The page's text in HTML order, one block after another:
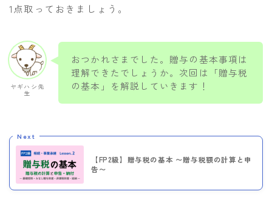
1点取っておきましょう。
ヤギハシ先
生
おつかれさまでした。贈与の基本事項は
理解できたでしょうか。次回は「贈与税
の基本」を解説していきます！
Next
【FP2級】贈与税の基本 〜贈与税額の計算と申
告〜